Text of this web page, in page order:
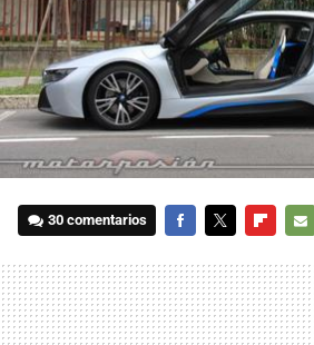
30 comentarios